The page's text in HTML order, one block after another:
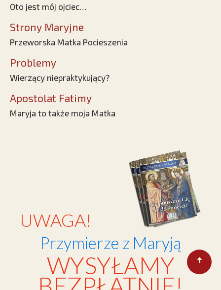
Oto jest mój ojciec…
Strony Maryjne
Przeworska Matka Pocieszenia
Problemy
Wierzący niepraktykujący?
Apostolat Fatimy
Maryja to także moja Matka
UWAGA!
Przymierze z Maryją
WYSYŁAMY